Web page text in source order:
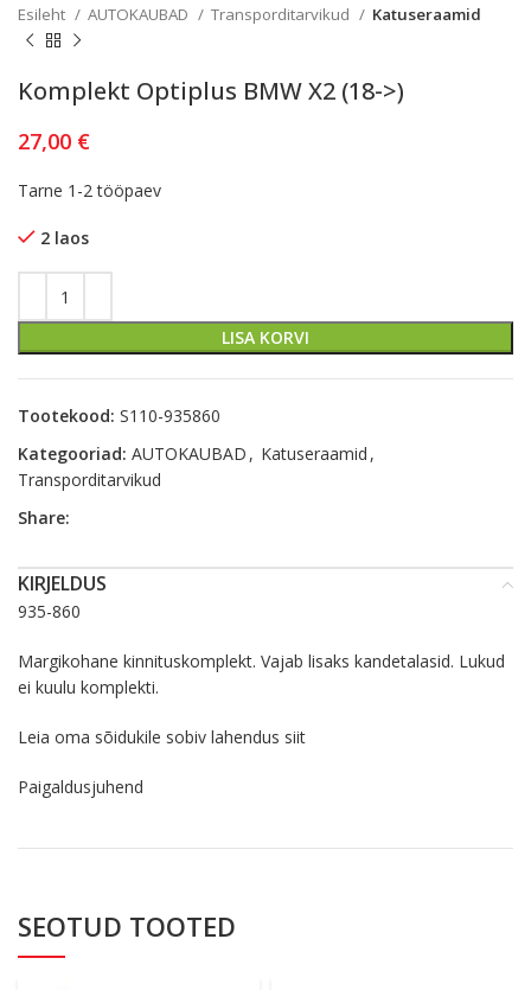
Esileht AUTOKAUBAD Transporditarvikud Katuseraamid
Komplekt Optiplus BMW X2 (18->)
27,00 €
Tarne 1-2 tööpaev
2 laos
LISA KORVI
Tootekood: S110-935860
Kategooriad: AUTOKAUBAD , Katuseraamid ,
Transporditarvikud
Share:
KIRJELDUS
935-860
Margikohane kinnituskomplekt. Vajab lisaks kandetalasid. Lukud
ei kuulu komplekti.
Leia oma sõidukile sobiv lahendus siit
Paigaldusjuhend
SEOTUD TOOTED